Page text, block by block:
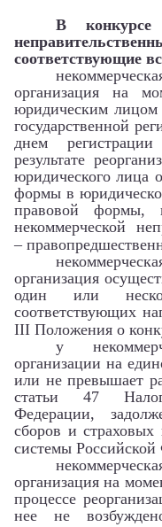
В конкурсе
соответствующие
организация на
юридическим лицом
государственной
днем
результате
юридического лица
формы в
правовой формы,
некоммерческой
–
организация
один или
соответствующих
III Положения о
у
организации на
или не превышает
статьи 47
Федерации,
сборов и
системы
организация на
процессе
нее не